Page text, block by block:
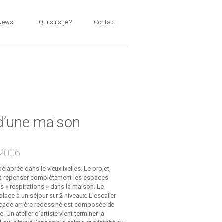
Qui suis-je ? Contact
maison
dans le vieux Ixelles. Le projet,
repenser complètement les espaces
« respirations » dans la maison. Le
à un séjour sur 2 niveaux. L’escalier
arrière redessiné est composée de
Un atelier d’artiste vient terminer la